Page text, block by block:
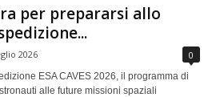
per prepararsi allo
2026 0
ESA CAVES 2026, il programma di
alle future missioni spaziali